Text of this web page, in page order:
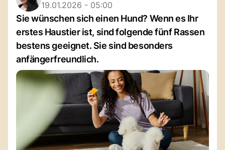
19.01.2026 - 05:00
Sie wünschen sich einen Hund? Wenn es Ihr
erstes Haustier ist, sind folgende fünf Rassen
bestens geeignet. Sie sind besonders
anfängerfreundlich.